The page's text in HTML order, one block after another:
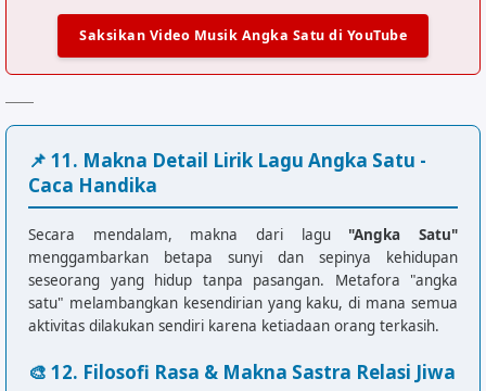
Dm              Am
Meranalah...
E               Am
Am              Dm
Aduh... Du... du... du... du...
G               C
Du... du... du...
F               E
Oo... oo...
Am              Dm
Ingin rasanya diri ku
Bercinta seperti dulu
Saksikan Video Musik Angka Satu di YouTube
📌 11. Makna Detail Lirik Lagu Angka Satu -
Caca Handika
Secara mendalam, makna dari lagu "Angka Satu"
menggambarkan betapa sunyi dan sepinya kehidupan
seseorang yang hidup tanpa pasangan. Metafora "angka
satu" melambangkan kesendirian yang kaku, di mana semua
aktivitas dilakukan sendiri karena ketiadaan orang terkasih.
🎨 12. Filosofi Rasa & Makna Sastra Relasi Jiwa